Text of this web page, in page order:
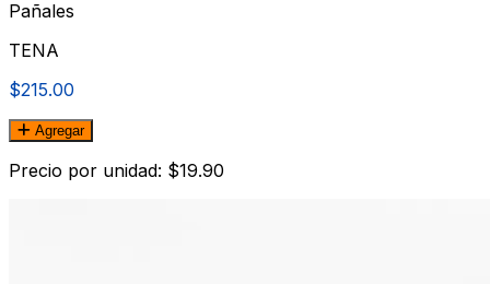
Pañales
TENA
$215.00
Agregar
Precio por unidad: $19.90